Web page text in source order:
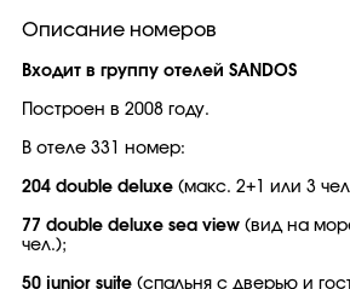
Описание номеров
Входит в группу отелей SANDOS
Построен в 2008 году.
В отеле 331 номер:
204 double deluxe (макс. 2+1 или 3
77 double deluxe sea view (вид на
чел.);
50 junior suite (спальня с дверью и